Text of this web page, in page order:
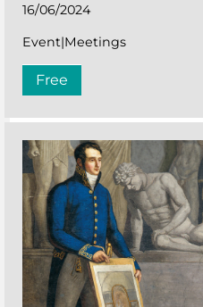
16/06/2024
Event|Meetings
Free